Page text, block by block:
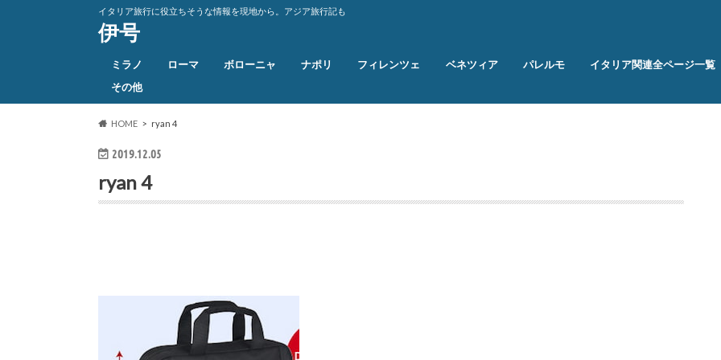
イタリア旅行に役立ちそうな情報を現地から。アジア旅行記も
伊号
ミラノ ローマ ボローニャ ナポリ フィレンツェ ベネツィア パレルモ イタリア関連全ページ一覧
その他
HOME ryan 4
2019.12.05
ryan 4